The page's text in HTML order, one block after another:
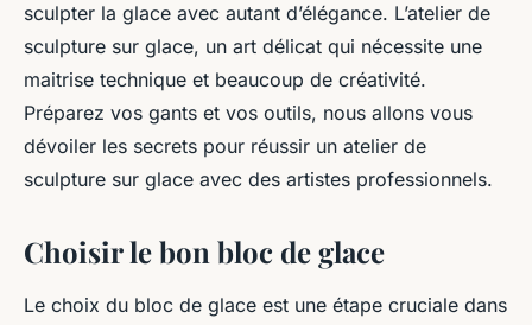
sculpter la glace avec autant d’élégance. L’atelier de
sculpture sur glace, un art délicat qui nécessite une
maitrise technique et beaucoup de créativité.
Préparez vos gants et vos outils, nous allons vous
dévoiler les secrets pour réussir un atelier de
sculpture sur glace avec des artistes professionnels.
Choisir le bon bloc de glace
Le choix du bloc de glace est une étape cruciale dans